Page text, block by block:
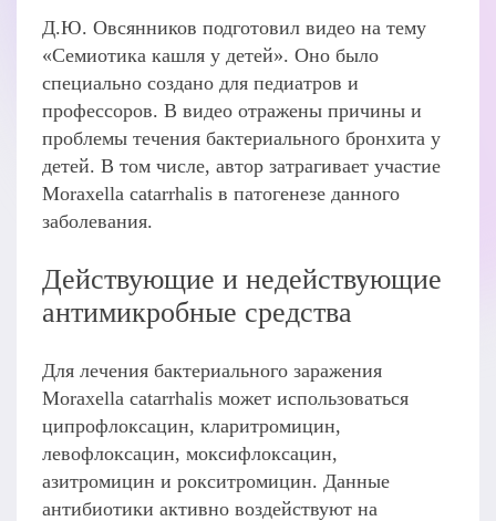
Д.Ю. Овсянников подготовил видео на тему
«Семиотика кашля у детей». Оно было
специально создано для педиатров и
профессоров. В видео отражены причины и
проблемы течения бактериального бронхита у
детей. В том числе, автор затрагивает участие
Moraxella catarrhalis в патогенезе данного
заболевания.
Действующие и недействующие
антимикробные средства
Для лечения бактериального заражения
Moraxella catarrhalis может использоваться
ципрофлоксацин, кларитромицин,
левофлоксацин, моксифлоксацин,
азитромицин и рокситромицин. Данные
антибиотики активно воздействуют на